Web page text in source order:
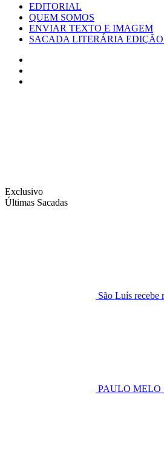
EDITORIAL
QUEM SOMOS
ENVIAR TEXTO E IMAGEM
SACADA LITERÁRIA
Exclusivo
Últimas Sacadas
São Luís
PAULO MELO